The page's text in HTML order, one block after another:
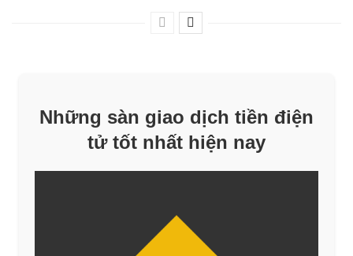
Những sàn giao dịch tiền điện
tử tốt nhất hiện nay